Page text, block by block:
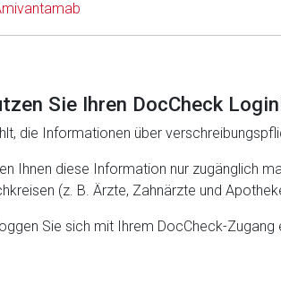
Sie Ihren DocCheck
die Informationen über
Ihnen diese Information nur zugänglich
(z. B. Ärzte, Zahnärzte und
Sie sich mit Ihrem DocCheck-Zugang
Für die Inhalte der externen Web-Seite